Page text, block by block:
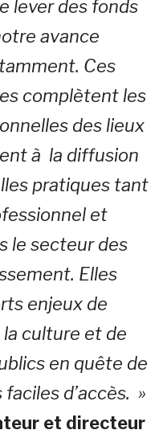
lever des fonds
avance
Ces
complètent les
des lieux
à la diffusion
pratiques tant
et
le secteur des
Elles
enjeux de
culture et de
en quête de
d’accès. »
et directeur